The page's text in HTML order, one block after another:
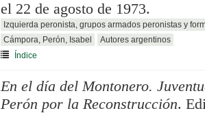
el 22 de agosto de 1973.
Izquierda peronista, grupos armados peronistas y
Cámpora, Perón, Isabel
Autores argentinos
Índice
En el día del Montonero.
Perón por la Reconstrucción.